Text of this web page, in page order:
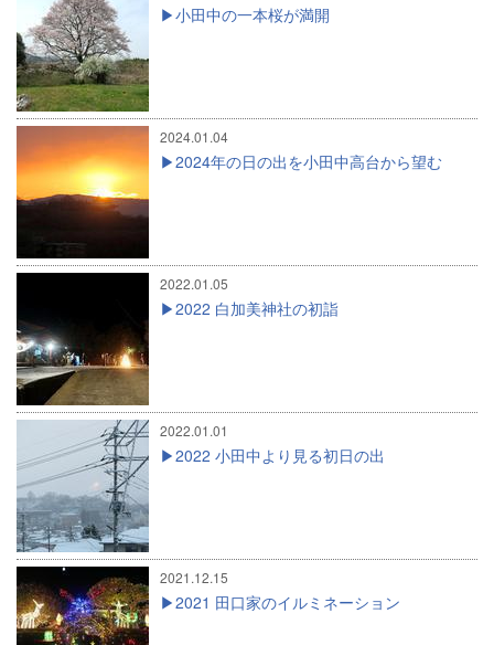
小田中の一本桜が満開
2024.01.04
2024年の日の出を小田中高台から望む
2022.01.05
2022 白加美神社の初詣
2022.01.01
2022 小田中より見る初日の出
2021.12.15
2021 田口家のイルミネーション